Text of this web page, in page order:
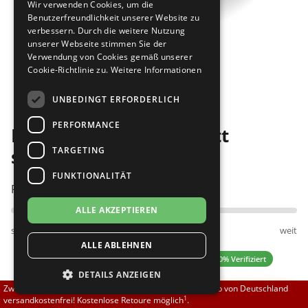
Brautschuhe
Sneaker
Übergrößen 43-44
Flexerinas
Merlet
Nueva Epoca
RayRose
Rummos
Rumpf
SoDanca
TopTanz
Bilder
Fuego Low Top komplett
schwarz
Passt am besten bei Fußweite:
schmal normal weit
5.00 (7 Bewertungen) ✓ 100% Verifiziert
Hinweis:Hinweis: Der Schuh fällt klein aus.
Zwischen 70,00 EUR und 800,00 EUR liefern wir innerhalb von Deutschland
versandkostenfrei! Kostenlose Retoure möglich1.
Wir verwenden Cookies, um die
Benutzerfreundlichkeit unserer Website zu
verbessern. Durch die weitere Nutzung
unserer Webseite stimmen Sie der
Verwendung von Cookies gemäß unserer
Cookie-Richtlinie zu. Weitere Informationen
UNBEDINGT ERFORDERLICH
PERFORMANCE
TARGETING
FUNKTIONALITÄT
ALLE AKZEPTIEREN
ALLE ABLEHNEN
DETAILS ANZEIGEN